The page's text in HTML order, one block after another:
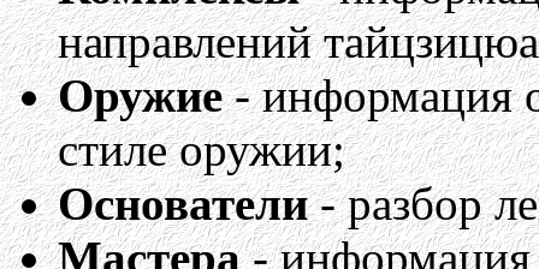
направлений
Оружие- информация
стиле оружии;
Основатели- разбор
Мастера- информация